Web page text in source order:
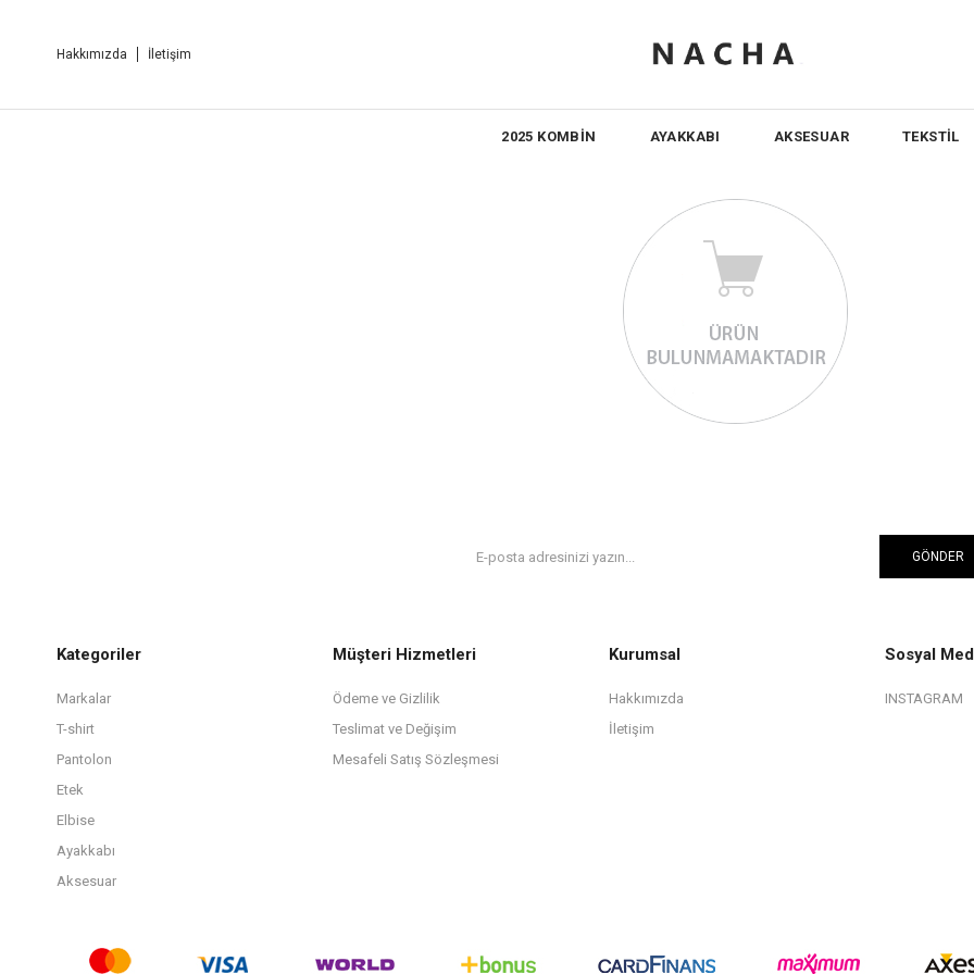
Hakkımızda İletişim
2025 KOMBİN AYAKKABI AKSESUAR TEKSTİL
GÖNDER
Kategoriler
Markalar
T-shirt
Pantolon
Etek
Elbise
Ayakkabı
Aksesuar
Müşteri Hizmetleri
Ödeme ve Gizlilik
Teslimat ve Değişim
Mesafeli Satış Sözleşmesi
Kurumsal
Hakkımızda
İletişim
Sosyal
INSTAGRAM